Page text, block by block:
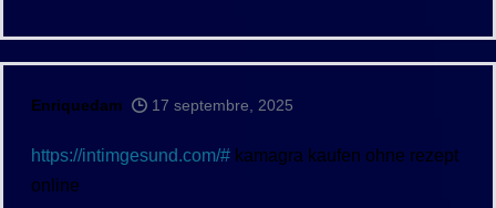
Enriquedam 17 septembre, 2025
https://intimgesund.com/# kamagra kaufen ohne rezept
online